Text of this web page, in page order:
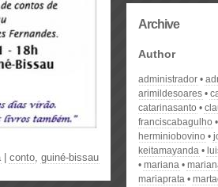
| conto, guiné-bissau
Archive
Author
administrador
arimildesoares
catarinasanto
franciscabagulho
herminiobovino
keitamayanda
mariana
mariaprata